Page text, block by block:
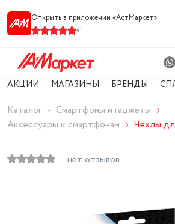
Открыть в приложении «АстМарке‪т‬»
41
АКЦИИ МАГАЗИНЫ БРЕНДЫ
Каталог
Смартфоны и гаджеты
Аксессуары к смартфонам
Чехлы
нет отзывов